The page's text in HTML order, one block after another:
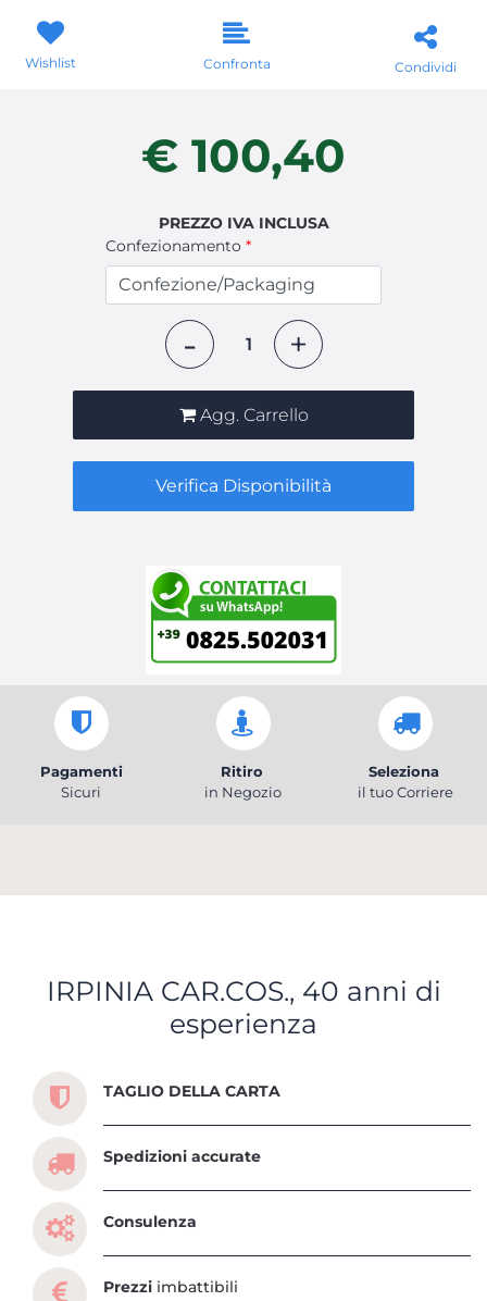
Wishlist Confronta Condividi
€ 100,40
PREZZO IVA INCLUSA
Confezionamento*
Agg. Carrello
Verifica Disponibilità
Pagamenti
Sicuri
Ritiro
in Negozio
Seleziona
il tuo Corriere
IRPINIA CAR.COS., 40 anni di
esperienza
Scopri tutti i servizi che ti abbiamo dedicato
TAGLIO DELLA CARTA
Spedizioni accurate
Consulenza
Prezzi imbattibili